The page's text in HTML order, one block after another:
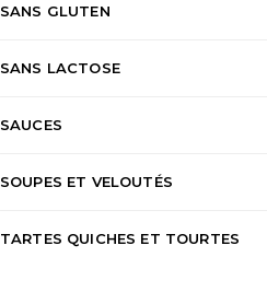
SANS GLUTEN
SANS LACTOSE
SAUCES
SOUPES ET VELOUTÉS
TARTES QUICHES ET TOURTES